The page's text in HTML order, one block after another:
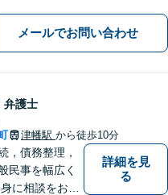
メールでお問い合わせ
弁護士
津幡駅 から徒歩10分
，債務整理，
民事を幅広く
に相談をお聞
詳細を見
る